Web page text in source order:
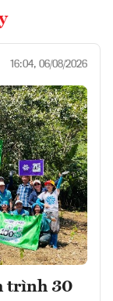
16:04, 06/08/2026
trình 30